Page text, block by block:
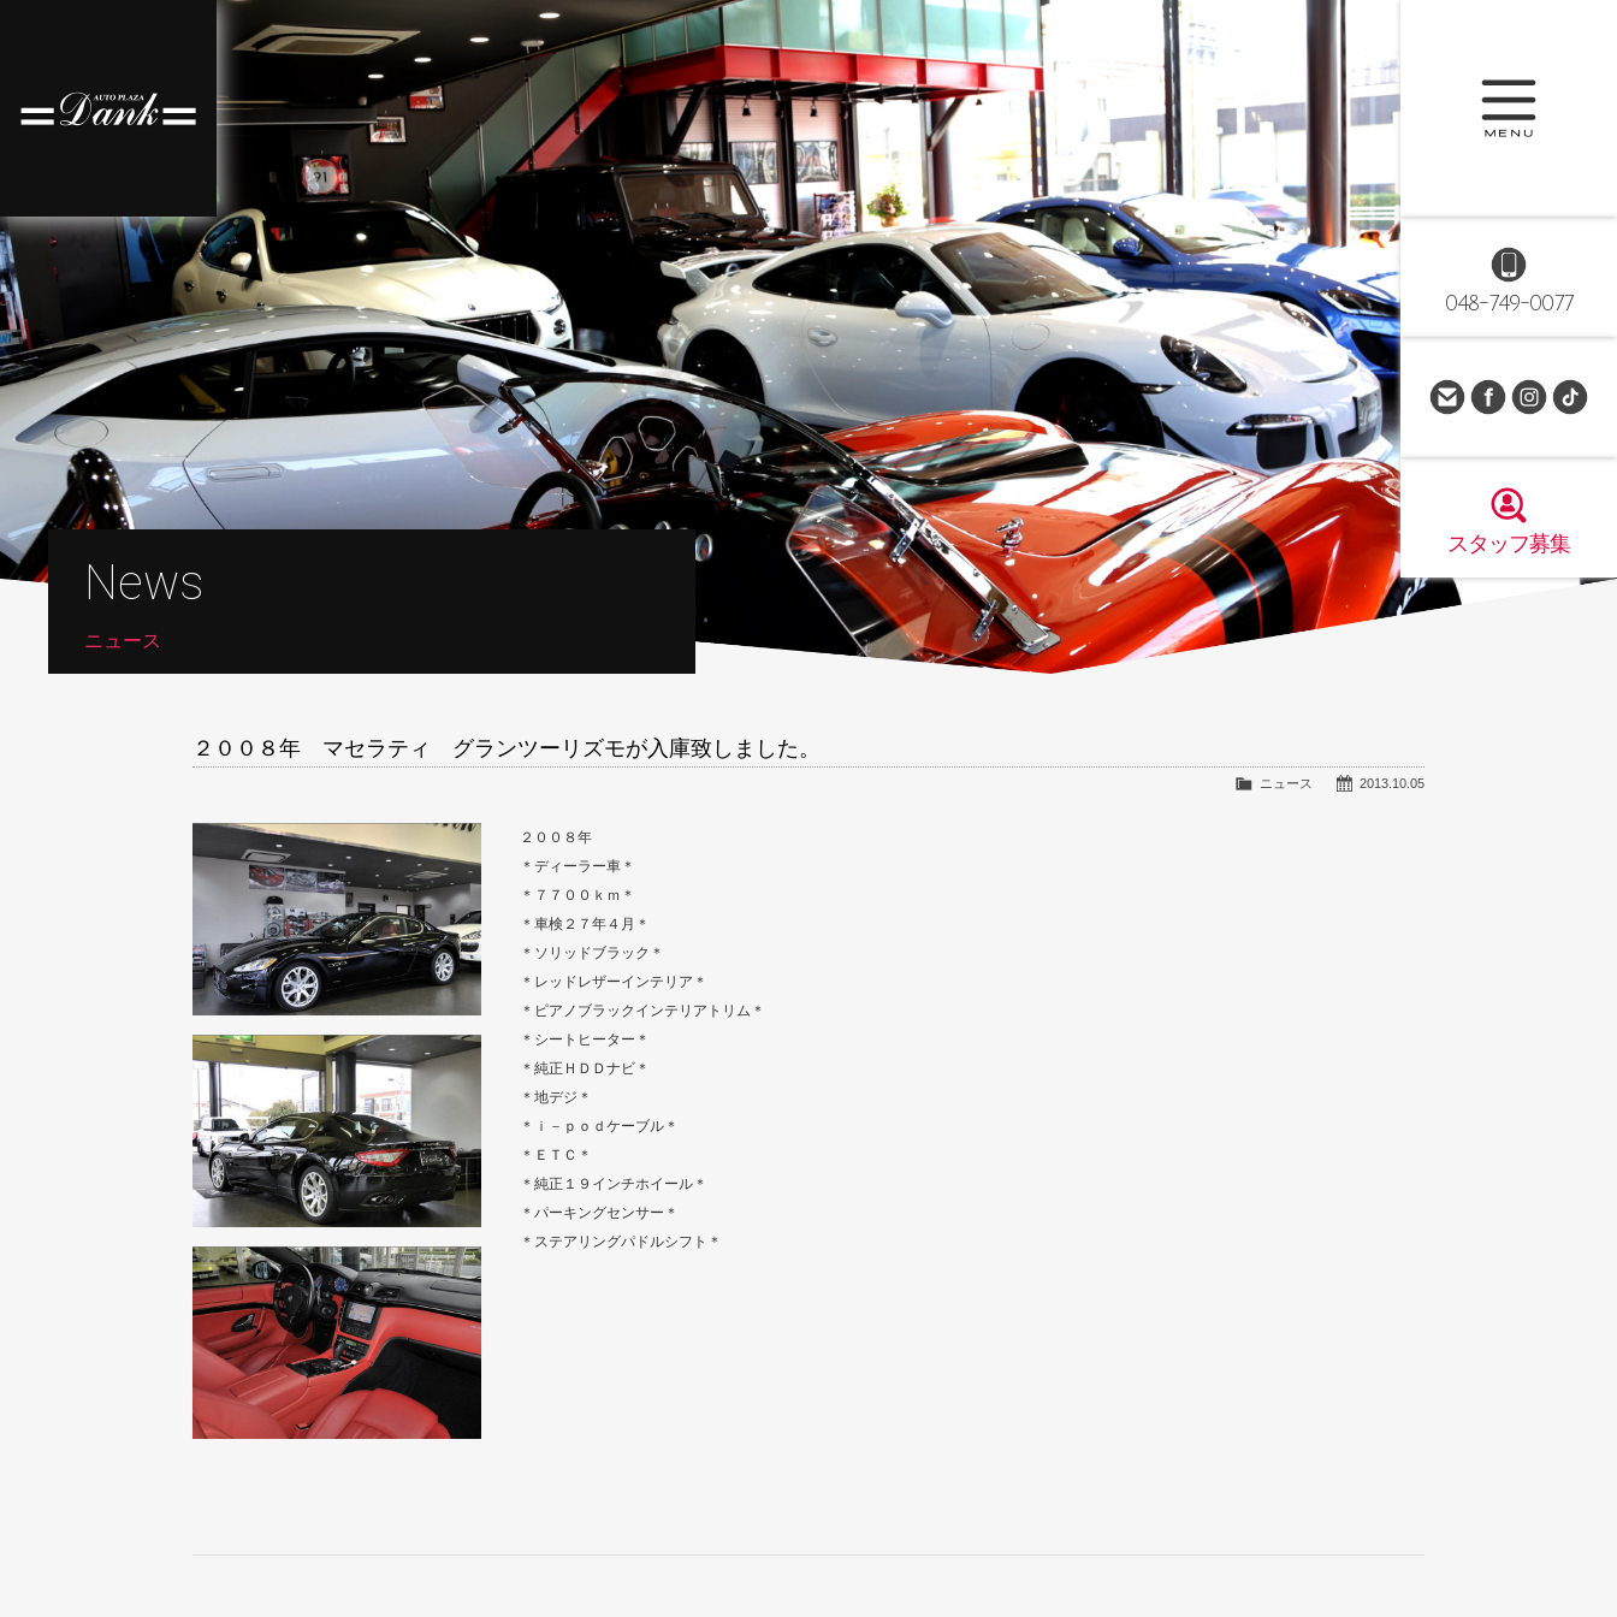
048-749-0077
スタッフ募集
News
ニュース
２００８年 マセラティ グランツーリズモが入庫致しました。
2013.10.05
ニュース
２００８年
＊ディーラー車＊
＊７７００ｋｍ＊
＊車検２７年４月＊
＊ソリッドブラック＊
＊レッドレザーインテリア＊
＊ピアノブラックインテリアトリム＊
＊シートヒーター＊
＊純正ＨＤＤナビ＊
＊地デジ＊
＊ｉ－ｐｏｄケーブル＊
＊ＥＴＣ＊
＊純正１９インチホイール＊
＊パーキングセンサー＊
＊ステアリングパドルシフト＊